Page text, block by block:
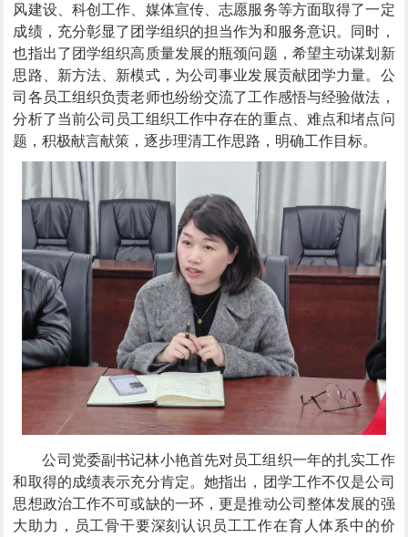
风建设、科创工作、媒体宣传、志愿服务等方面取得了一定
成绩，充分彰显了团学组织的担当作为和服务意识。同时，
也指出了团学组织高质量发展的瓶颈问题，希望主动谋划新
思路、新方法、新模式，为公司事业发展贡献团学力量。公
司各员工组织负责老师也纷纷交流了工作感悟与经验做法，
分析了当前公司员工组织工作中存在的重点、难点和堵点问
题，积极献言献策，逐步理清工作思路，明确工作目标。
公司党委副书记林小艳首先对员工组织一年的扎实工作
和取得的成绩表示充分肯定。她指出，团学工作不仅是公司
思想政治工作不可或缺的一环，更是推动公司整体发展的强
大助力，员工骨干要深刻认识员工工作在育人体系中的价